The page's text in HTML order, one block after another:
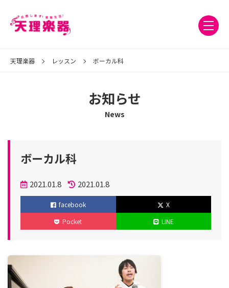
天理楽器 レッスン ボーカル科
お知らせ
News
ボーカル科
投
稿
日
2021.01.8
更
新
2021.01.8
facebook
X
Pocket
LINE